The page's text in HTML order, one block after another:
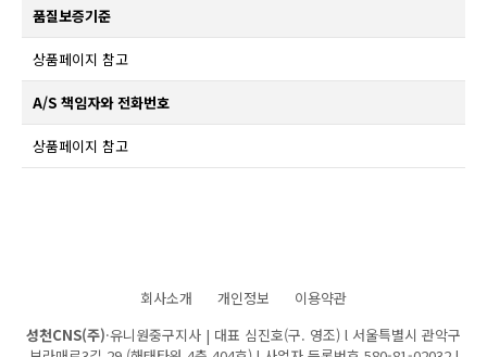
품질보증기준
상품페이지 참고
A/S 책임자와 전화번호
상품페이지 참고
회사소개 개인정보
이용약관
성천CNS(주)·유니원중구지사 | 대표 심진호(구. 영조) l 서울특별시 관악구